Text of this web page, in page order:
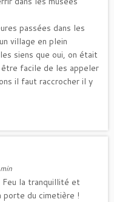
passées dans les
village en plein
siens que oui, on était
être facile de les appeler
il faut raccrocher il y
Feu la tranquillité et
du cimetière !